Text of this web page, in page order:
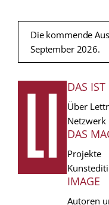
Die kommende
September 2026.
DAS IST
Über
Netzwerk
DAS
Projekte
IMAGE
Autoren